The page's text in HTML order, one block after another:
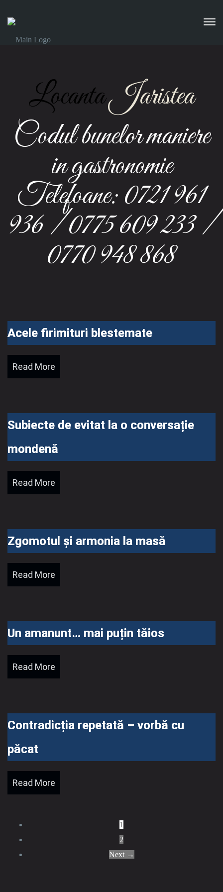
LocantaJaristea
Codul bunelor maniere
in gastronomie
Telefoane: 0721 961
936 / 0775 609 233 /
0770 948 868
Acele firimituri blestemate
Read More
Subiecte de evitat la o conversație
mondenă
Read More
Zgomotul și armonia la masă
Read More
Un amanunt… mai puțin tăios
Read More
Contradicția repetată – vorbă cu
păcat
Read More
1
2
Next →